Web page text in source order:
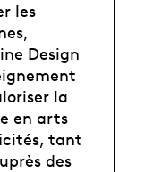
les
Design
la
en arts
tant
des